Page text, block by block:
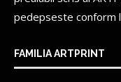
pedepseste conform
FAMILIA ARTPRINT